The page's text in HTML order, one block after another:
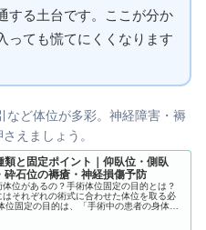
する土台です。ここが分か
っても慌てにくくなります
など体位が多彩。神経障害・褥
えましょう。
類と固定ポイント｜仰臥位・側臥
砕石位の褥瘡・神経損傷予防
位があるの？手術体位固定の目的とは？
はそれぞれの術式に合わせた体位を取る必
位固定の目的は、「手術中の患者の身体へ